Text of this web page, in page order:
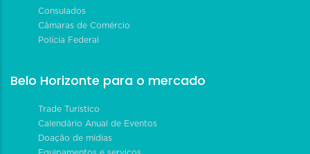
Consulados
Câmaras de Comércio
Polícia Federal
Belo Horizonte para o mercado
Trade Turístico
Calendário Anual de Eventos
Doação de mídias